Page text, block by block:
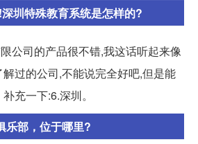
圳特殊教育系统是怎样的?
公司的产品很不错,我这话听起来像
过的公司,不能说完全好吧,但是能
充一下:6.深圳。
乐部，位于哪里?